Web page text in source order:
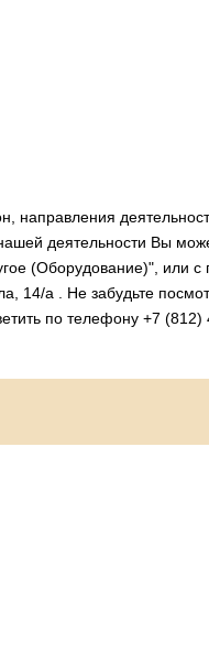
направления
деятельности Вы
(Оборудование)", или
14/а . Не забудьте
по телефону +7 (812)